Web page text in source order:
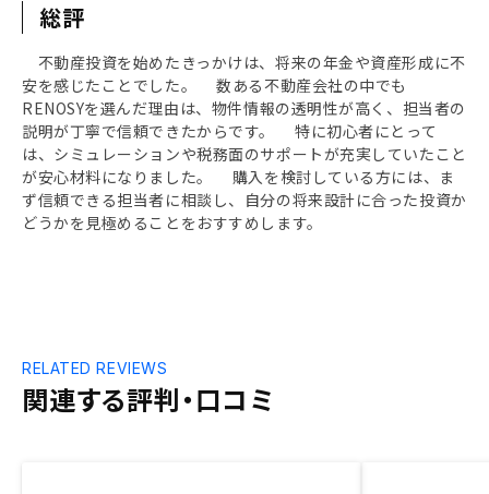
総評
不動産投資を始めたきっかけは、将来の年金や資産形成に不
安を感じたことでした。 数ある不動産会社の中でも
RENOSYを選んだ理由は、物件情報の透明性が高く、担当者の
説明が丁寧で信頼できたからです。 特に初心者にとって
は、シミュレーションや税務面のサポートが充実していたこと
が安心材料になりました。 購入を検討している方には、ま
ず信頼できる担当者に相談し、自分の将来設計に合った投資か
どうかを見極めることをおすすめします。
関連する評判・口コミ
RELATED REVIEWS